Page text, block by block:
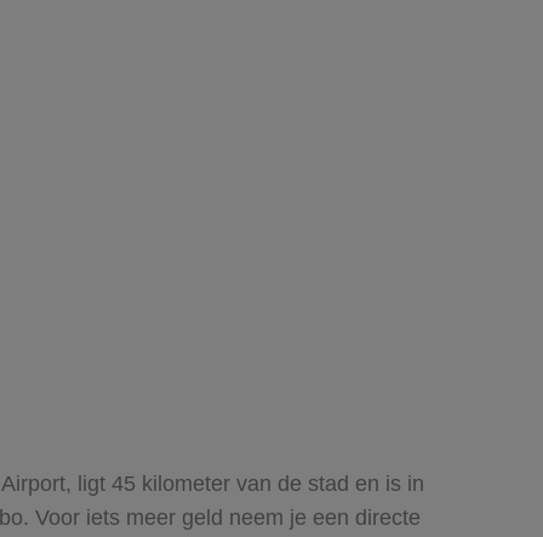
ligt 45 kilometer van de stad en is in
Voor iets meer geld neem je een directe